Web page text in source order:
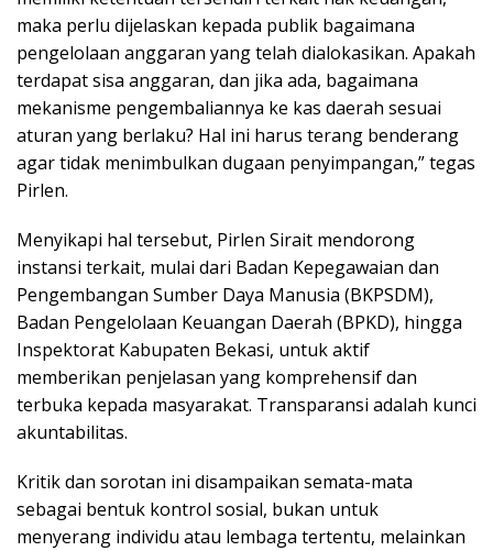
maka perlu dijelaskan kepada publik bagaimana
pengelolaan anggaran yang telah dialokasikan. Apakah
terdapat sisa anggaran, dan jika ada, bagaimana
mekanisme pengembaliannya ke kas daerah sesuai
aturan yang berlaku? Hal ini harus terang benderang
agar tidak menimbulkan dugaan penyimpangan,” tegas
Pirlen.
Menyikapi hal tersebut, Pirlen Sirait mendorong
instansi terkait, mulai dari Badan Kepegawaian dan
Pengembangan Sumber Daya Manusia (BKPSDM),
Badan Pengelolaan Keuangan Daerah (BPKD), hingga
Inspektorat Kabupaten Bekasi, untuk aktif
memberikan penjelasan yang komprehensif dan
terbuka kepada masyarakat. Transparansi adalah kunci
akuntabilitas.
Kritik dan sorotan ini disampaikan semata-mata
sebagai bentuk kontrol sosial, bukan untuk
menyerang individu atau lembaga tertentu, melainkan